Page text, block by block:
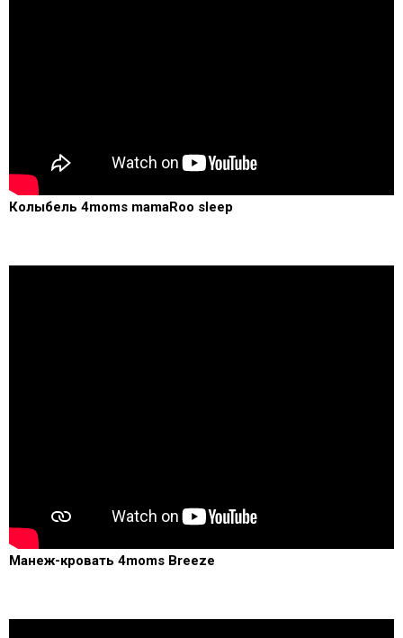
Колыбель 4moms mamaRoo sleep
Манеж-кровать 4moms Breeze